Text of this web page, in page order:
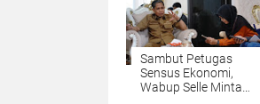
Sambut Petugas
Sensus Ekonomi,
Wabup Selle Minta